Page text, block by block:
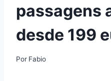
passagens
desde 199
Por Fabio